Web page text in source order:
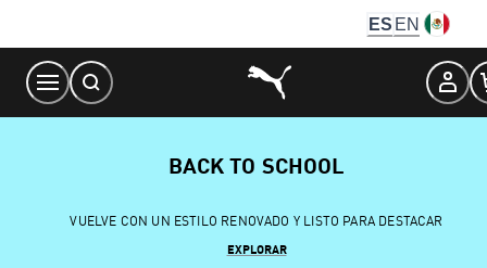
Content
ES EN
BACK TO SCHOOL
VUELVE CON UN ESTILO RENOVADO Y LISTO PARA DESTACAR
EXPLORAR